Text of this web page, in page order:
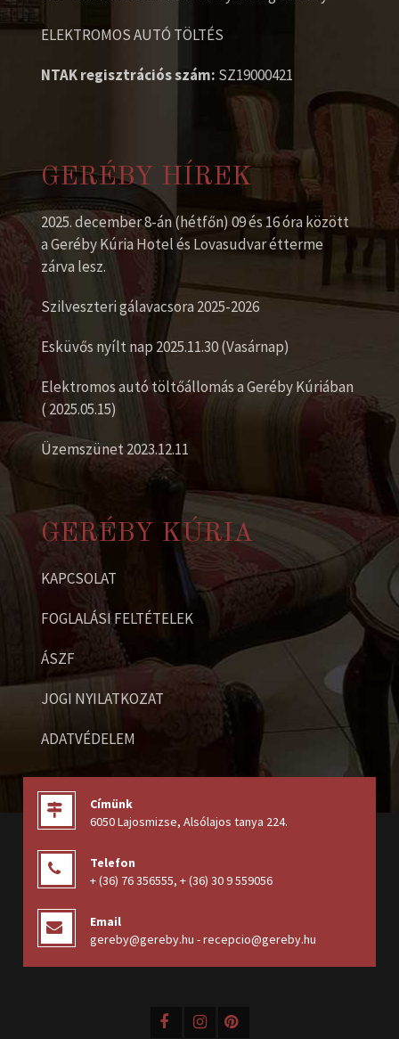
ELEKTROMOS AUTÓ TÖLTÉS
NTAK regisztrációs szám: SZ19000421
GERÉBY HÍREK
2025. december 8-án (hétfőn) 09 és 16 óra között
a Geréby Kúria Hotel és Lovasudvar étterme
zárva lesz.
Szilveszteri gálavacsora 2025-2026
Esküvős nyílt nap 2025.11.30 (Vasárnap)
Elektromos autó töltőállomás a Geréby Kúriában
( 2025.05.15)
Üzemszünet 2023.12.11
GERÉBY KÚRIA
KAPCSOLAT
FOGLALÁSI FELTÉTELEK
ÁSZF
JOGI NYILATKOZAT
ADATVÉDELEM
Címünk
6050 Lajosmizse, Alsólajos tanya 224.
Telefon
+ (36) 76 356555, + (36) 30 9 559056
Email
gereby@gereby.hu - recepcio@gereby.hu